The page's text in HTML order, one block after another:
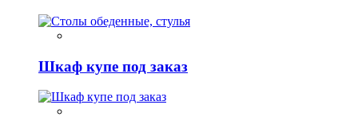
Шкаф купе под заказ